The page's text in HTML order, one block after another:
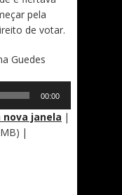
pela
de votar.
Guedes
00:00
nova janela |
|